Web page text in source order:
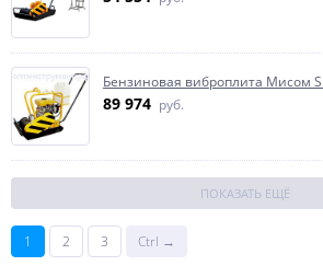
Бензиновая виброплита Мисом
89 974 руб.
ПОКАЗАТЬ ЕЩЁ
1 2 3
Ctrl →